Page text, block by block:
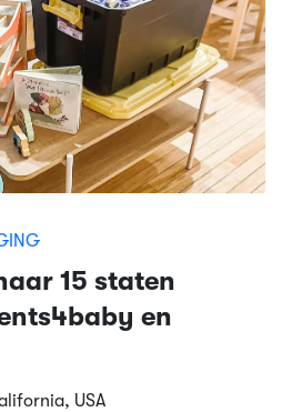
15 staten
en
USA